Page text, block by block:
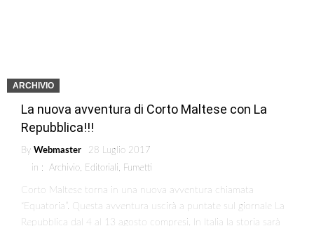
ARCHIVIO
La nuova avventura di Corto Maltese con La
Repubblica!!!
By Webmaster
28 Luglio 2017
in : Archivio, Editoriali, Fumetti
Corto Maltese torna in una nuova avventura chiamata
“Equatoria”. Questa avventura uscirà a puntate sul giornale La
Repubblica dal 4 al 13 agosto compresi. In Italia la storia sarà